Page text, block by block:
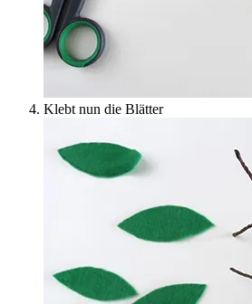
Klebt nun die Blätter